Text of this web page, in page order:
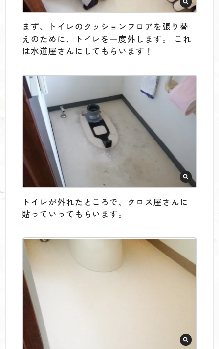
まず、トイレのクッションフロアを張り替
えのために、トイレを一度外します。 これ
は水道屋さんにしてもらいます！
トイレが外れたところで、クロス屋さんに
貼っていってもらいます。